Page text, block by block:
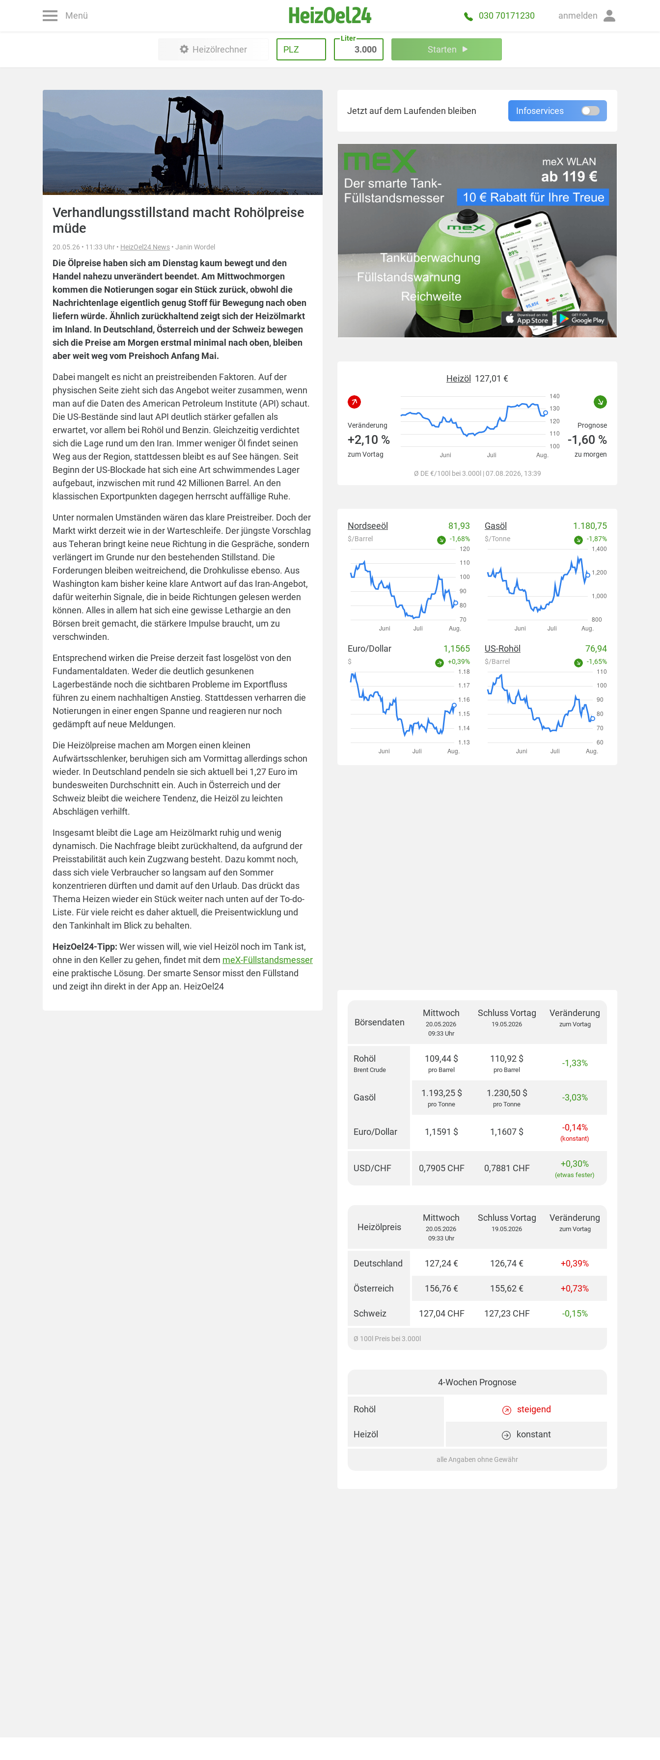
Menü 030 70171230 anmelden
Heizölrechner PLZ
Liter
Starten
Verhandlungsstillstand macht Rohölpreise
müde
20.05.26 • 11:33 Uhr • HeizOel24 News • Janin Wordel
Die Ölpreise haben sich am Dienstag kaum bewegt und den
Handel nahezu unverändert beendet. Am Mittwochmorgen
kommen die Notierungen sogar ein Stück zurück, obwohl die
Nachrichtenlage eigentlich genug Stoff für Bewegung nach oben
liefern würde. Ähnlich zurückhaltend zeigt sich der Heizölmarkt
im Inland. In Deutschland, Österreich und der Schweiz bewegen
sich die Preise am Morgen erstmal minimal nach oben, bleiben
aber weit weg vom Preishoch Anfang Mai.
Dabei mangelt es nicht an preistreibenden Faktoren. Auf der
physischen Seite zieht sich das Angebot weiter zusammen, wenn
man auf die Daten des American Petroleum Institute (API) schaut.
Die US-Bestände sind laut API deutlich stärker gefallen als
erwartet, vor allem bei Rohöl und Benzin. Gleichzeitig verdichtet
sich die Lage rund um den Iran. Immer weniger Öl findet seinen
Weg aus der Region, stattdessen bleibt es auf See hängen. Seit
Beginn der US-Blockade hat sich eine Art schwimmendes Lager
aufgebaut, inzwischen mit rund 42 Millionen Barrel. An den
klassischen Exportpunkten dagegen herrscht auffällige Ruhe.
Unter normalen Umständen wären das klare Preistreiber. Doch der
Markt wirkt derzeit wie in der Warteschleife. Der jüngste Vorschlag
aus Teheran bringt keine neue Richtung in die Gespräche, sondern
verlängert im Grunde nur den bestehenden Stillstand. Die
Forderungen bleiben weitreichend, die Drohkulisse ebenso. Aus
Washington kam bisher keine klare Antwort auf das Iran-Angebot,
dafür weiterhin Signale, die in beide Richtungen gelesen werden
können. Alles in allem hat sich eine gewisse Lethargie an den
Börsen breit gemacht, die stärkere Impulse braucht, um zu
verschwinden.
Entsprechend wirken die Preise derzeit fast losgelöst von den
Fundamentaldaten. Weder die deutlich gesunkenen
Lagerbestände noch die sichtbaren Probleme im Exportfluss
führen zu einem nachhaltigen Anstieg. Stattdessen verharren die
Notierungen in einer engen Spanne und reagieren nur noch
gedämpft auf neue Meldungen.
Die Heizölpreise machen am Morgen einen kleinen
Aufwärtsschlenker, beruhigen sich am Vormittag allerdings schon
wieder. In Deutschland pendeln sie sich aktuell bei 1,27 Euro im
bundesweiten Durchschnitt ein. Auch in Österreich und der
Schweiz bleibt die weichere Tendenz, die Heizöl zu leichten
Abschlägen verhilft.
Insgesamt bleibt die Lage am Heizölmarkt ruhig und wenig
dynamisch. Die Nachfrage bleibt zurückhaltend, da aufgrund der
Preisstabilität auch kein Zugzwang besteht. Dazu kommt noch,
dass sich viele Verbraucher so langsam auf den Sommer
konzentrieren dürften und damit auf den Urlaub. Das drückt das
Thema Heizen wieder ein Stück weiter nach unten auf der To-do-
Liste. Für viele reicht es daher aktuell, die Preisentwicklung und
den Tankinhalt im Blick zu behalten.
HeizOel24-Tipp: Wer wissen will, wie viel Heizöl noch im Tank ist,
ohne in den Keller zu gehen, findet mit dem meX-Füllstandsmesser
eine praktische Lösung. Der smarte Sensor misst den Füllstand
und zeigt ihn direkt in der App an. HeizOel24
Jetzt auf dem Laufenden bleiben Infoservices
Heizöl 127,01 €
Veränderung
+2,10 %
zum Vortag
Prognose
-1,60 %
zu morgen
Ø DE €/100l bei 3.000l | 07.08.2026, 13:39
Nordseeöl 81,93
$/Barrel -1,68%
Gasöl 1.180,75
$/Tonne -1,87%
Euro/Dollar 1,1565
$ +0,39%
US-Rohöl 76,94
$/Barrel -1,65%
Börsendaten
Mittwoch
20.05.2026
09:33 Uhr
Schluss Vortag
19.05.2026
Veränderung
zum Vortag
Rohöl
Brent Crude
109,44 $
pro Barrel
110,92 $
pro Barrel
-1,33%
Gasöl 1.193,25$
pro Tonne
1.230,50 $
pro Tonne
-3,03%
Euro/Dollar 1,1591 $ 1,1607 $ -0,14%
(konstant)
USD/CHF 0,7905CHF 0,7881 CHF +0,30%
(etwas fester)
Heizölpreis
Mittwoch
20.05.2026
09:33 Uhr
Schluss Vortag
19.05.2026
Veränderung
zum Vortag
Deutschland 127,24 € 126,74 € +0,39%
Österreich 156,76 € 155,62 € +0,73%
Schweiz 127,04 CHF 127,23 CHF -0,15%
Ø 100l Preis bei 3.000l
4-Wochen Prognose
Rohöl steigend
Heizöl konstant
alle Angaben ohne Gewähr